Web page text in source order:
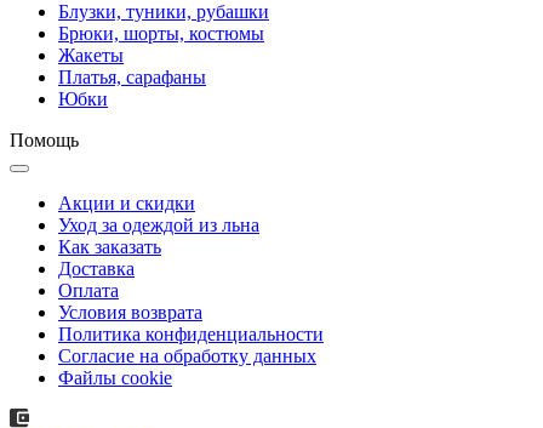
Блузки, туники, рубашки
Брюки, шорты, костюмы
Жакеты
Платья, сарафаны
Юбки
Помощь
Акции и скидки
Уход за одеждой из льна
Как заказать
Доставка
Оплата
Условия возврата
Политика конфиденциальности
Согласие на обработку данных
Файлы cookie